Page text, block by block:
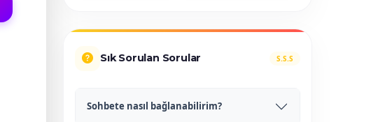
Sık Sorulan Sorular S.S.S
Sohbete nasıl bağlanabilirim?